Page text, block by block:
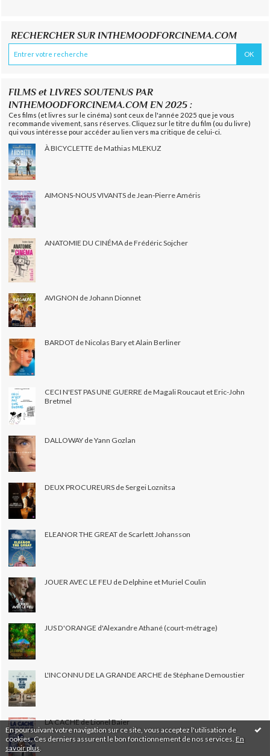
En poursuivant votre navigation sur ce site, vous acceptez l'utilisation de
cookies. Ces derniers assurent le bon fonctionnement de nos services. En
savoir plus
RECHERCHER SUR INTHEMOODFORCINEMA.COM
FILMS et LIVRES SOUTENUS PAR
INTHEMOODFORCINEMA.COM EN 2025 :
Ces films (et livres sur le cinéma) sont ceux de l'année 2025 que je vous
recommande vivement, sans réserves. Cliquez sur le titre du film (ou du livre)
qui vous intéresse pour accéder au lien vers ma critique de celui-ci.
À BICYCLETTE de Mathias MLEKUZ
AIMONS-NOUS VIVANTS de Jean-Pierre Améris
ANATOMIE DU CINÉMA de Frédéric Sojcher
AVIGNON de Johann Dionnet
BARDOT de Nicolas Bary et Alain Berliner
CECI N'EST PAS UNE GUERRE de Magali Roucaut et Eric-John
Bretmel
DALLOWAY de Yann Gozlan
DEUX PROCUREURS de Sergei Loznitsa
ELEANOR THE GREAT de Scarlett Johansson
JOUER AVEC LE FEU de Delphine et Muriel Coulin
JUS D'ORANGE d'Alexandre Athané (court-métrage)
L'INCONNU DE LA GRANDE ARCHE de Stéphane Demoustier
LA CACHE de Lionel Baier